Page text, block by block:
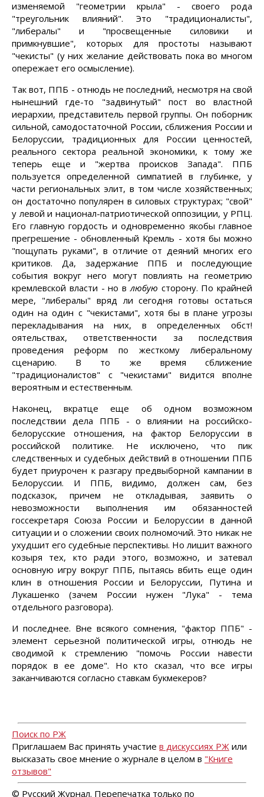
изменяемой "геометрии крыла" - своего рода
"треугольник влияний". Это "традиционалисты",
"либералы" и "просвещенные силовики и
примкнувшие", которых для простоты называют
"чекисты" (у них желание действовать пока во многом
опережает его осмысление).
Так вот, ППБ - отнюдь не последний, несмотря на свой
нынешний где-то "задвинутый" пост во властной
иерархии, представитель первой группы. Он поборник
сильной, самодостаточной России, сближения России и
Белоруссии, традиционных для России ценностей,
реального сектора реальной экономики, к тому же
теперь еще и "жертва происков Запада". ППБ
пользуется определенной симпатией в глубинке, у
части региональных элит, в том числе хозяйственных;
он достаточно популярен в силовых структурах; "свой"
у левой и национал-патриотической оппозиции, у РПЦ.
Его главную гордость и одновременно якобы главное
прегрешение - обновленный Кремль - хотя бы можно
"пощупать руками", в отличие от деяний многих его
критиков. Да, задержание ППБ и последующие
события вокруг него могут повлиять на геометрию
кремлевской власти - но влюбую сторону. По крайней
мере, "либералы" вряд ли сегодня готовы остаться
один на один с "чекистами", хотя бы в плане угрозы
перекладывания на них, в определенных обст!
оятельствах, ответственности за последствия
проведения реформ по жесткому либеральному
сценарию. В то же время сближение
"традиционалистов" с "чекистами" видится вполне
вероятным и естественным.
Наконец, вкратце еще об одном возможном
последствии дела ППБ - о влиянии на российско-
белорусские отношения, на фактор Белоруссии в
российской политике. Не исключено, что пик
следственных и судебных действий в отношении ППБ
будет приурочен к разгару предвыборной кампании в
Белоруссии. И ППБ, видимо, должен сам, без
подсказок, причем не откладывая, заявить о
невозможности выполнения им обязанностей
госсекретаря Союза России и Белоруссии в данной
ситуации и о сложении своих полномочий. Это никак не
ухудшит его судебные перспективы. Но лишит важного
козыря тех, кто ради этого, возможно, и затевал
основную игру вокруг ППБ, пытаясь вбить еще один
клин в отношения России и Белоруссии, Путина и
Лукашенко (зачем России нужен "Лука" - тема
отдельного разговора).
И последнее. Вне всякого сомнения, "фактор ППБ" -
элемент серьезной политической игры, отнюдь не
сводимой к стремлению "помочь России навести
порядок в ее доме". Но кто сказал, что все игры
заканчиваются согласно ставкам букмекеров?
Поиск по РЖ
Приглашаем Вас принять участие в дискуссиях РЖ или
высказать свое мнение о журнале в целом в "Книге
отзывов"
© Русский Журнал. Перепечатка только по